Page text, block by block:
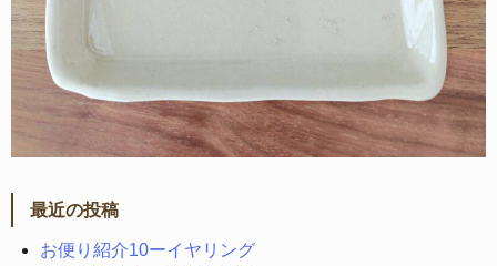
最近の投稿
お便り紹介10ーイヤリング